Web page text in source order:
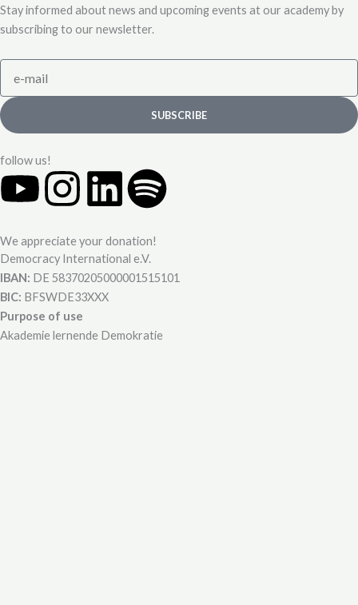
Stay informed about news and upcoming events at our academy by
subscribing to our newsletter.
mail
SUBSCRIBE
follow us!
Y
o
u
t
u
I
n
s
t
a
L
i
n
k
e
S
p
o
i
We appreciate your donation!
Democracy International e.V.
IBAN: DE 58370205000001515101
BIC: BFSWDE33XXX
Purpose of use
Akademie lernende Demokratie